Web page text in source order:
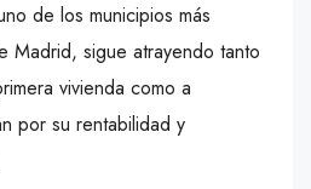
de los municipios más
Madrid, sigue atrayendo tanto
vivienda como a
por su rentabilidad y